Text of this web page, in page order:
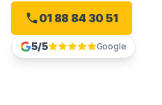
01 88 84 30 51
5/5 Google